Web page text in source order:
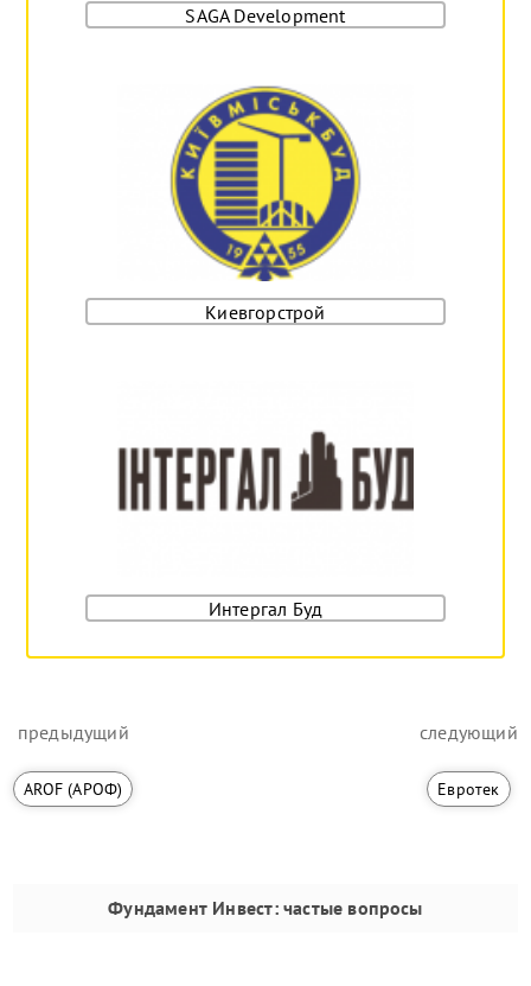
SAGA Development
Киевгорстрой
Интергал Буд
предыдущий
AROF (АРОФ)
следующий
Евротек
Фундамент Инвест: частые вопросы